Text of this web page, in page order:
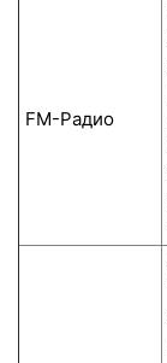
FM-Радио